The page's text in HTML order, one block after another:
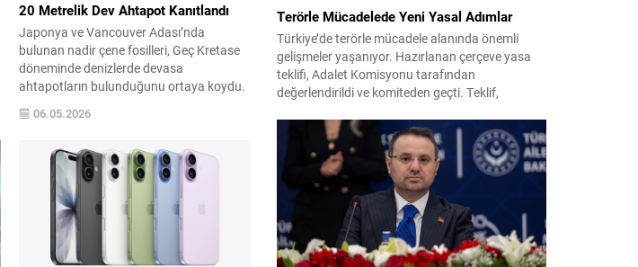
20 Metrelik Dev Ahtapot Kanıtlandı
Japonya ve Vancouver Adası’nda
bulunan nadir çene fosilleri, Geç Kretase
döneminde denizlerde devasa
ahtapotların bulunduğunu ortaya koydu.
Araştırmacılar, omurgasızların da büyük
boyutlara erişip ekosistemlerde baskın rol
Çene fosilleri, yüksek çözünürlüklü
tomografi ve yapay zeka destekli
analizlerle detaylandırıldı; elde edilen
veriler bu örneklerin 100–72 milyon yıl
öncesine...
06.05.2026
Terörle Mücadelede Yeni Yasal Adımlar
Türkiye’de terörle mücadele alanında önemli
gelişmeler yaşanıyor. Hazırlanan çerçeve yasa
teklifi, Adalet Komisyonu tarafından
değerlendirildi ve komiteden geçti. Teklif,
amaç uygulamada belirsizlikleri azaltmak ve
hukuki süreçleri hızlandırmak olarak açıklandı.
Teklifin Kapsamı ve Hedefleri Çerçeve yasa;
terörün finansmanı, örgüt yapısının çözülmesi,
istihbarat paylaşımı ve mağdur...